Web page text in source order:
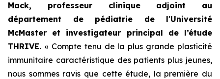
Mack, professeur clinique adjoint au
département de pédiatrie de l'Université
McMaster et investigateur principal de l’étude
THRIVE. « Compte tenu de la plus grande plasticité
immunitaire caractéristique des patients plus jeunes,
nous sommes ravis que cette étude, la première du